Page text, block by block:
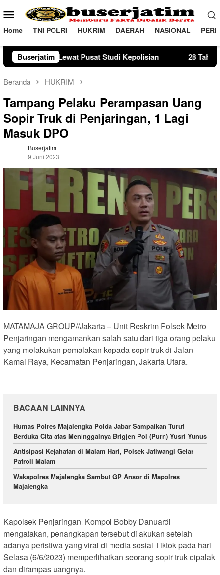
ke
konten
Menu
Mobile
Home TNI POLRI HUKRIM DAERAH NASIONAL
Buserjatim
Studi Kepolisian 28 Tahun Membina Rumah
Beranda HUKRIM
Tampang Pelaku Perampasan Uang
Sopir Truk di Penjaringan, 1 Lagi
Masuk DPO
Buserjatim
9 Juni 2023
MATAMAJA GROUP//Jakarta – Unit Reskrim Polsek Metro
Penjaringan mengamankan salah satu dari tiga orang pelaku
yang melakukan pemalakan kepada sopir truk di Jalan
Kamal Raya, Kecamatan Penjaringan, Jakarta Utara.
BACAAN LAINNYA
Humas Polres Majalengka Polda Jabar Sampaikan Turut
Berduka Cita atas Meninggalnya Brigjen Pol (Purn) Yusri Yunus
Antisipasi Kejahatan di Malam Hari, Polsek Jatiwangi Gelar
Patroli Malam
Wakapolres Majalengka Sambut GP Ansor di Mapolres
Majalengka
Kapolsek Penjaringan, Kompol Bobby Danuardi
mengatakan, penangkapan tersebut dilakukan setelah
adanya peristiwa yang viral di media sosial Tiktok pada hari
Selasa (6/6/2023) memperlihatkan seorang sopir truk dipalak
dan dirampas uangnya.